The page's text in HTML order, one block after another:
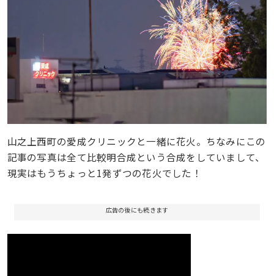
山之上西町の愛成クリニックと一緒に花火。ちなみにこの
記事の写真は全て比較明合成という合成をしていまして、
現実はもうちょっと1発ずつの花火でした！
広告の後にも続きます